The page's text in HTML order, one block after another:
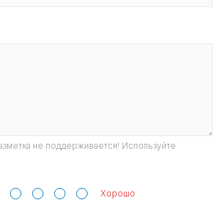
не поддерживается! Используйте
Хорошо